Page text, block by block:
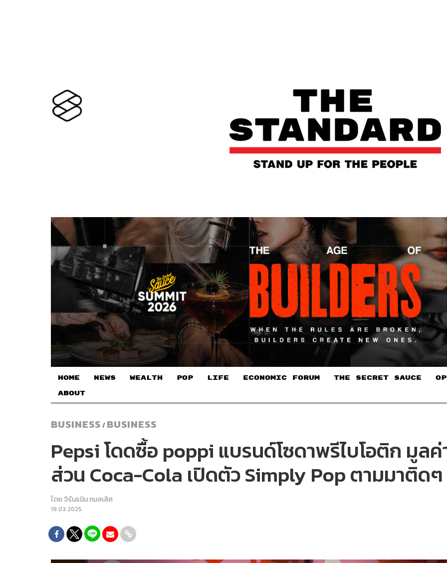
HOME NEWS WEALTH POP LIFE ECONOMIC FORUM THE SECRET SAUCE​
ABOUT
BUSINESS / BUSINESS
Pepsi โดดซื้อ poppi แบรนด์โซดาพรีไบโอติก มูล
ส่วน Coca-Cola เปิดตัว Simply Pop ตามมาติดๆ
โดย จิรันธนิน กมลเลิศ
19.03.2025